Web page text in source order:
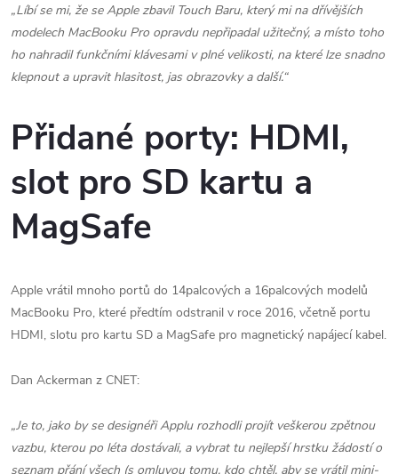
„Líbí se mi, že se Apple zbavil Touch Baru, který mi na dřívějších
modelech MacBooku Pro opravdu nepřipadal užitečný, a místo toho
ho nahradil funkčními klávesami v plné velikosti, na které lze snadno
klepnout a upravit hlasitost, jas obrazovky a další.“
Přidané porty: HDMI,
slot pro SD kartu a
MagSafe
Apple vrátil mnoho portů do 14palcových a 16palcových modelů
MacBooku Pro, které předtím odstranil v roce 2016, včetně portu
HDMI, slotu pro kartu SD a MagSafe pro magnetický napájecí kabel.
Dan Ackerman z CNET:
„Je to, jako by se designéři Applu rozhodli projít veškerou zpětnou
vazbu, kterou po léta dostávali, a vybrat tu nejlepší hrstku žádostí o
seznam přání všech (s omluvou tomu, kdo chtěl, aby se vrátil mini-